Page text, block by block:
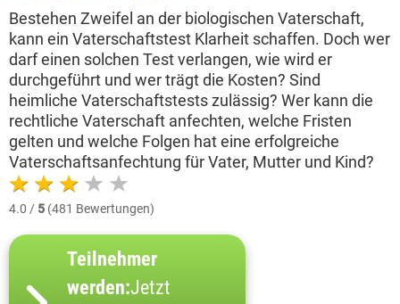
Bestehen Zweifel an der biologischen Vaterschaft,
kann ein Vaterschaftstest Klarheit schaffen. Doch wer
darf einen solchen Test verlangen, wie wird er
durchgeführt und wer trägt die Kosten? Sind
heimliche Vaterschaftstests zulässig? Wer kann die
rechtliche Vaterschaft anfechten, welche Fristen
gelten und welche Folgen hat eine erfolgreiche
Vaterschaftsanfechtung für Vater, Mutter und Kind?
4.0 / 5 (481 Bewertungen)
Teilnehmer
werden:Jetzt